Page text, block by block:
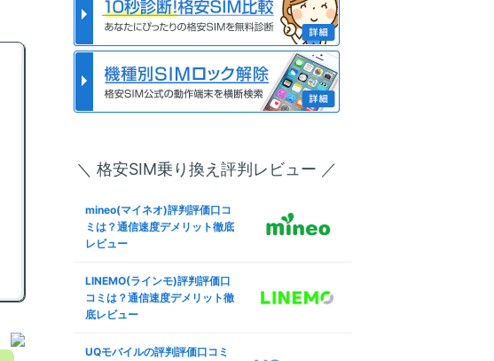
家族割は格安SIMでも使える？
M徹底比較
【カウントフリー】データ無制
限使い放題の罠！制限なし格安
格安SIMはテザリングできな
iPhone/Androidのデータ通信
mineo(マイネオ)メールアドレ
＼ 格安SIM乗り換え評判レビュー ／
mineo(マイネオ)評判評価口コ
ミは？通信速度デメリット徹底
レビュー
LINEMO(ラインモ)評判評価口
コミは？通信速度デメリット徹
底レビュー
UQモバイルの評判評価口コミ